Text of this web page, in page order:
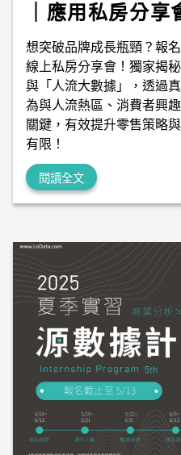
｜應用私房分享
想突破品牌成長瓶頸？報
線上私房分享會！獨家揭
與「人流大數據」，透過
為與人流熱區、消費者興
關鍵，有效提升零售策略
有限！
閱讀全文